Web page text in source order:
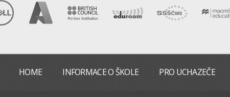
HOME INFORMACE O ŠKOLE PRO UCHAZEČE